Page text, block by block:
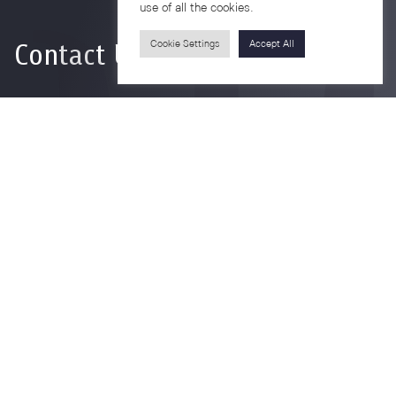
Contact Us
use of all the cookies.
Cookie Settings Accept All